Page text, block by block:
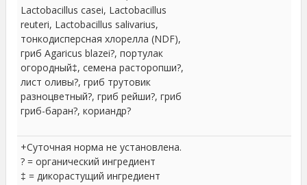
Lactobacillus casei, Lactobacillus
reuteri, Lactobacillus salivarius,
тонкодисперсная хлорелла (NDF),
гриб Agaricus blazei?, портулак
огородный‡, семена расторопши?,
лист оливы?, гриб трутовик
разноцветный?, гриб рейши?, гриб
гриб-баран?, кориандр?
+Суточная норма не установлена.
? = органический ингредиент
‡ = дикорастущий ингредиент